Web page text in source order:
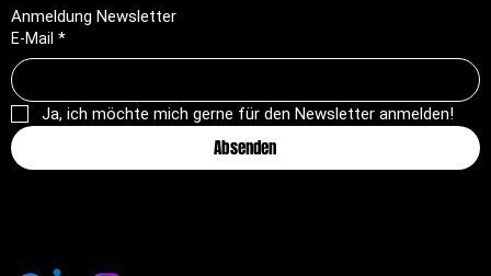
Anmeldung Newsletter
E-Mail *
Ja, ich möchte mich gerne für den Newsletter anmelden!
Absenden